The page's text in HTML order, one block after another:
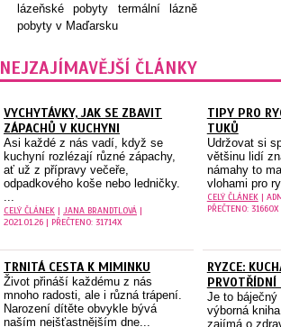
lázeňské pobyty termální lázně
pobyty v Maďarsku
NEJZAJÍMAVĚJŠÍ ČLÁNKY
VYCHYTÁVKY, JAK SE ZBAVIT
ZÁPACHŮ V KUCHYNI
Asi každé z nás vadí, když se
kuchyní rozlézají různé zápachy,
ať už z přípravy večeře,
odpadkového koše nebo ledničky.
...
CELÝ ČLÁNEK | JANA BRANDTLOVÁ |
2021.01.26 | PŘEČTENO: 31714X
TIPY PRO
TUKŮ
Udržovat si
většinu lidí
námahy to
vlohami pro
CELÝ ČLÁNEK|
PŘEČTENO: 31660X
TRNITÁ CESTA K MIMINKU
Život přináší každému z nás
mnoho radosti, ale i různá trápení.
Narození dítěte obvykle bývá
naším nejšťastnějším dne...
RYZCE:
PRVOTŘÍDNÍ
Je to báječný
výborná
zajímá o